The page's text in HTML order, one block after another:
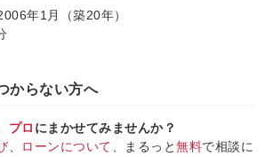
年1月（築20年）
からない方へ
プロ にまかせてみませんか？
ローンについて 、まるっと無料で相談に